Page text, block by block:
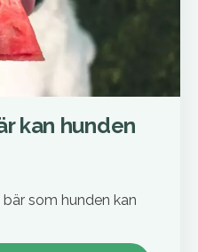
kan hunden
som hunden kan